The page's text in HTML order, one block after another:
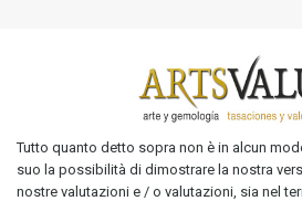
Tutto quanto detto sopra non è in alcun
suo la possibilità di dimostrare la nostra
nostre valutazioni e / o valutazioni, sia nel